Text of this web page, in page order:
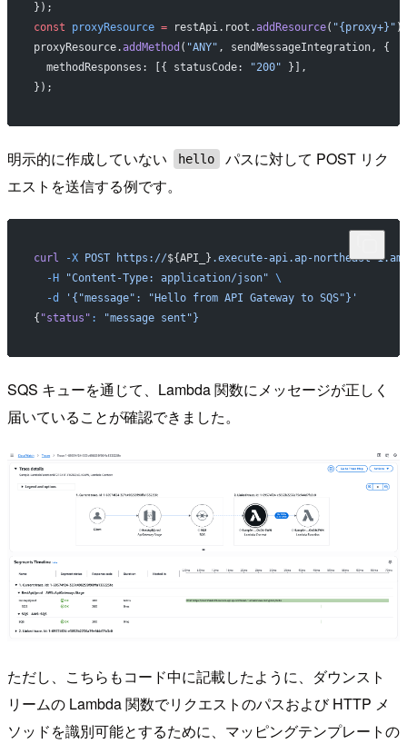
});
const proxyResource = restApi.root.addResource( "{proxy+}"
proxyResource.addMethod ( "ANY" , sendMessageIntegration, {
  methodResponses: [{ statusCode:
"200" }],
});
明示的に作成していない hello
パスに対して POST リク
エストを送信する例です。
curl -X POST https://${API_} .execute-api.ap-northeast-
  -H
"Content-Type: application/json" \
  -d
'{"message": "Hello from API Gateway to SQS"}'
{ "status" : "message sent"}
SQS キューを通じて、Lambda 関数にメッセージが正しく
届いていることが確認できました。
ただし、こちらもコード中に記載したように、ダウンスト
リームの Lambda 関数でリクエストのパスおよび HTTP メ
ソッドを識別可能とするために、マッピングテンプレートの